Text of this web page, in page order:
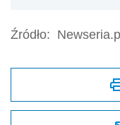
Źródło: Newseria.pl